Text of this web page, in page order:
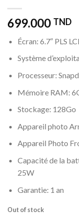
699.000 TND
Écran: 6.7″ PLS
Système
Processeur:
Mémoire RAM:
Stockage: 128Go
Appareil photo
Appareil Photo
Capacité de la
25W
Garantie: 1 an
Out of stock